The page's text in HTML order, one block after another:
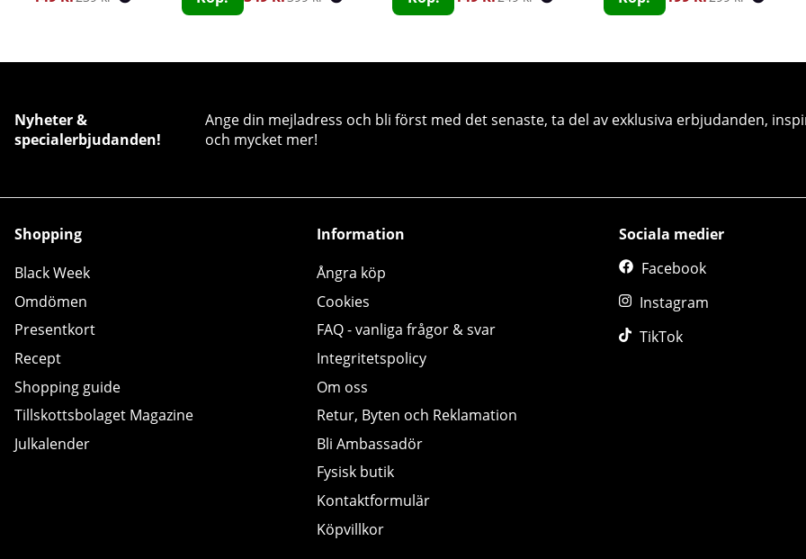
Nyheter &
specialerbjudanden!
Ange din mejladress och bli först med det senaste, ta del av exklusiva erbjudanden,
och mycket mer!
Shopping
Black Week
Omdömen
Presentkort
Recept
Shopping guide
Tillskottsbolaget Magazine
Julkalender
Information
Ångra köp
Cookies
FAQ - vanliga frågor & svar
Integritetspolicy
Om oss
Retur, Byten och Reklamation
Bli Ambassadör
Fysisk butik
Kontaktformulär
Köpvillkor
Sociala medier
Facebook
Instagram
TikTok